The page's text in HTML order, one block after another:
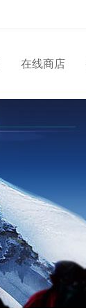
在线商店